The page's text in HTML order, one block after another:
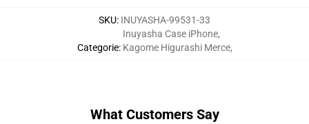
SKU: INUYASHA-99531-33
Categorie:
Inuyasha Case iPhone,
Kagome Higurashi Merce,
What Customers Say